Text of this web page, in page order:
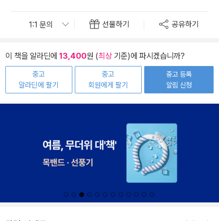
선물하기 공유하기
이 책을 알라딘에 13,400원 (최상기준)에 파시겠습니까?
중고
알라딘에 팔기
중고
회원에게 팔기
중고 등록
알림 신청